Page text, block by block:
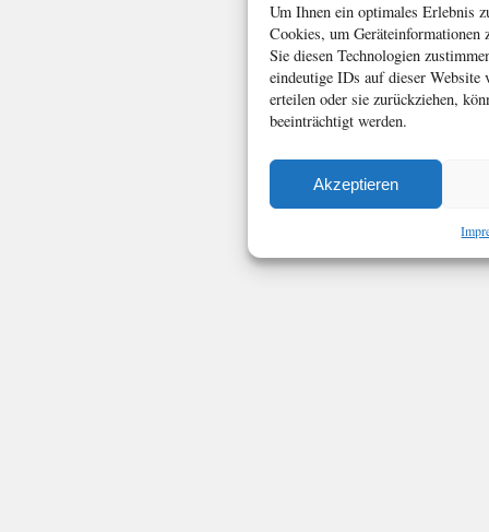
Um Ihnen ein optimales Erlebnis
Cookies, um Geräteinformationen
Sie diesen Technologien
eindeutige IDs auf dieser
erteilen oder sie zurückziehen,
beeinträchtigt werden.
Akzeptieren